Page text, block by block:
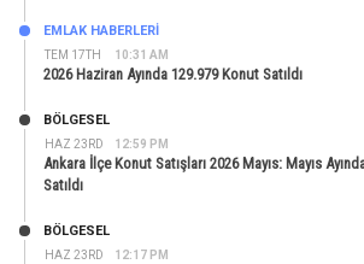
TEM 17TH 10:31 AM
EMLAK HABERLERI
2026 Haziran Ayında 129.979 Konut Satıldı
HAZ 23RD 12:59 PM
BÖLGESEL
Ankara İlçe Konut Satışları 2026 Mayıs: Mayıs
Satıldı
HAZ 23RD 12:17 PM
BÖLGESEL